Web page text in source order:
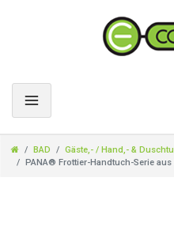
BAD Gäste,- / Hand,- &
PANA® Frottier-Handtuch-Serie